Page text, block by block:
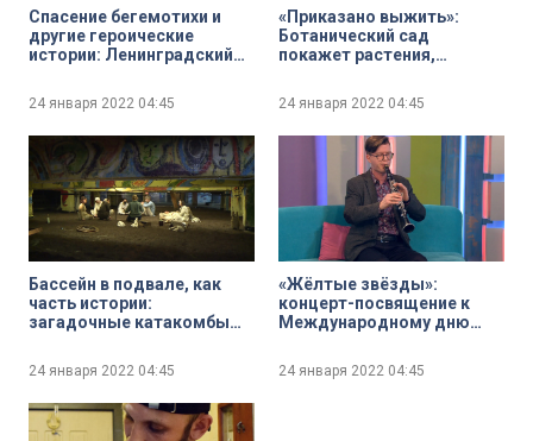
Спасение бегемотихи и
другие героические
истории: Ленинградский
работе в годы блокады
24 января 2022 04:45
«Приказано выжить»:
Ботанический сад
покажет растения,
Ленинграда
24 января 2022 04:45
Бассейн в подвале, как
часть истории:
загадочные катакомбы
«Петрикирхе»
24 января 2022 04:45
«Жёлтые звёзды»:
концерт-посвящение к
Международному дню
Филармонии
24 января 2022 04:45